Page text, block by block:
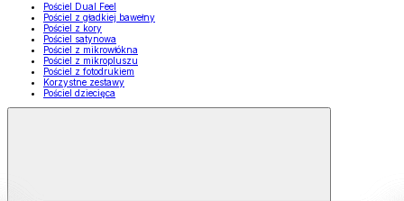
Pościel Dual Feel
Pościel z gładkiej bawełny
Pościel z kory
Pościel satynowa
Pościel z mikrowłókna
Pościel z mikropluszu
Pościel z fotodrukiem
Korzystne zestawy
Pościel dziecięca